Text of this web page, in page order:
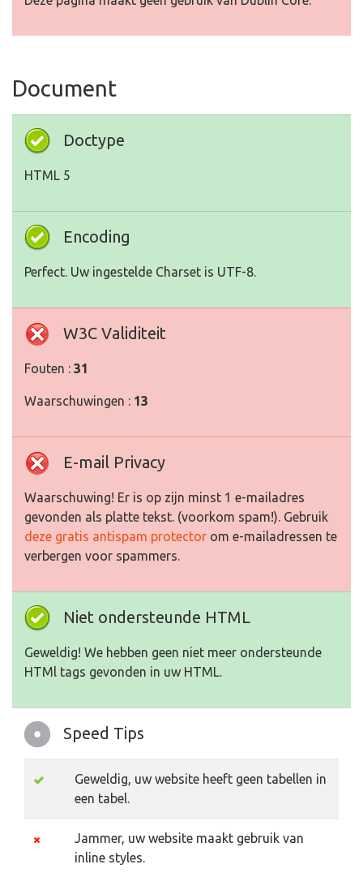
Document
Doctype
HTML 5
Encoding
Perfect. Uw ingestelde Charset is UTF-8.
W3C Validiteit
Fouten : 31
Waarschuwingen : 13
E-mail Privacy
Waarschuwing! Er is op zijn minst 1 e-mailadres
gevonden als platte tekst. (voorkom spam!). Gebruik
deze gratis antispam protector om e-mailadressen te
verbergen voor spammers.
Niet ondersteunde HTML
Geweldig! We hebben geen niet meer ondersteunde
HTMl tags gevonden in uw HTML.
Speed Tips
Geweldig, uw website heeft geen tabellen in
een tabel.
Jammer, uw website maakt gebruik van
inline styles.